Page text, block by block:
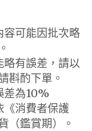
容可能因批次略
略有誤差，請以
斟酌下單。
差為10%
《消費者保護
（鑑賞期）。